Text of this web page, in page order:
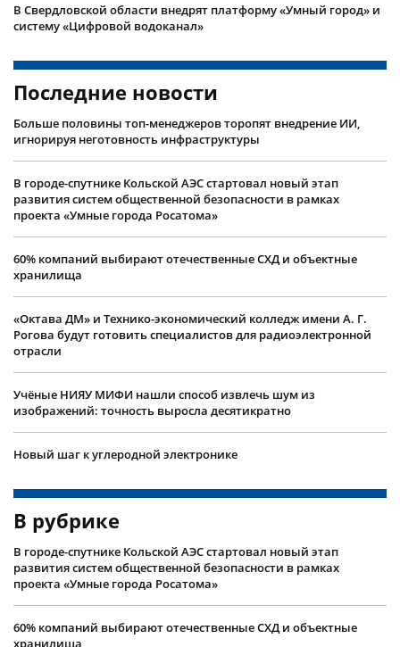
В Свердловской области внедрят платформу «Умный город» и
систему «Цифровой водоканал»
Последние новости
Больше половины топ-менеджеров торопят внедрение ИИ,
игнорируя неготовность инфраструктуры
В городе-спутнике Кольской АЭС стартовал новый этап
развития систем общественной безопасности в рамках
проекта «Умные города Росатома»
60% компаний выбирают отечественные СХД и объектные
хранилища
«Октава ДМ» и Технико-экономический колледж имени А. Г.
Рогова будут готовить специалистов для радиоэлектронной
отрасли
Учëные НИЯУ МИФИ нашли способ извлечь шум из
изображений: точность выросла десятикратно
Новый шаг к углеродной электронике
В рубрике
В городе-спутнике Кольской АЭС стартовал новый этап
развития систем общественной безопасности в рамках
проекта «Умные города Росатома»
60% компаний выбирают отечественные СХД и объектные
хранилища